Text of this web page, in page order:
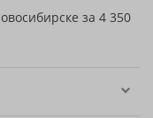
за 4 350